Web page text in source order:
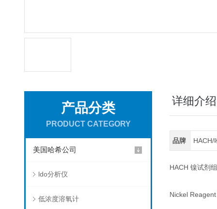
产品分类
PRODUCT CATEGORY
美国哈希公司
ldo分析仪
低浓度溶氧计
详细介绍
品牌 HACH/
HACH 镍试剂
Nickel